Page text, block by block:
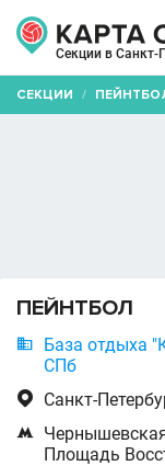
Секции в Санкт-
СЕКЦИИ /
ПЕЙНТБОЛ

База отдыха
СПб
 Санкт-

Площадь